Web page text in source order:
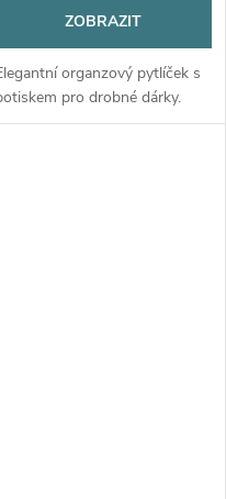
ZOBRAZIT
organzový pytlíček s
pro drobné dárky.